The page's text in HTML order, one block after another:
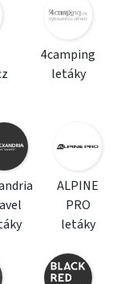
4camping
letáky
ALPINE
PRO
letáky